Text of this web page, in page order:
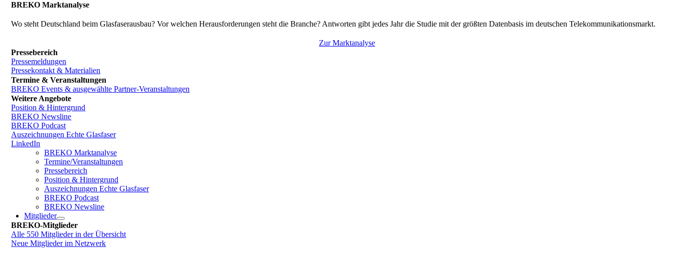
BREKO Marktanalyse
Wo steht Deutschland beim Glasfaserausbau? Vor welchen Herausforderungen steht die Branche? Antworten gibt jedes Jahr die Studie mit der größten Datenbasis im deutschen Telekommunikationsmarkt.
Zur Marktanalyse
Pressebereich
Pressemeldungen
Pressekontakt & Materialien
Termine & Veranstaltungen
BREKO Events & ausgewählte Partner-Veranstaltungen
Weitere Angebote
Position & Hintergrund
BREKO Newsline
BREKO Podcast
Auszeichnungen Echte Glasfaser
LinkedIn
BREKO Marktanalyse
Termine/Veranstaltungen
Pressebereich
Position & Hintergrund
Auszeichnungen Echte Glasfaser
BREKO Podcast
BREKO Newsline
Mitglieder
BREKO-Mitglieder
Alle 550 Mitglieder in der Übersicht
Neue Mitglieder im Netzwerk